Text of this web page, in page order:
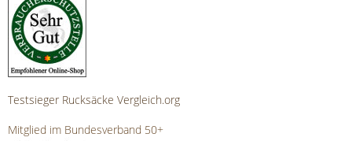
Testsieger Rucksäcke Vergleich.org
Mitglied im Bundesverband 50+